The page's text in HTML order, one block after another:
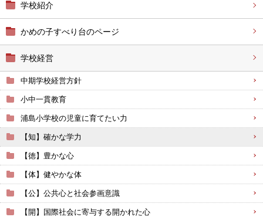
学校紹介
かめの子すべり台のページ
学校経営
中期学校経営方針
小中一貫教育
浦島小学校の児童に育てたい力
【知】確かな学力
【徳】豊かな心
【体】健やかな体
【公】公共心と社会参画意識
【開】国際社会に寄与する開かれた心